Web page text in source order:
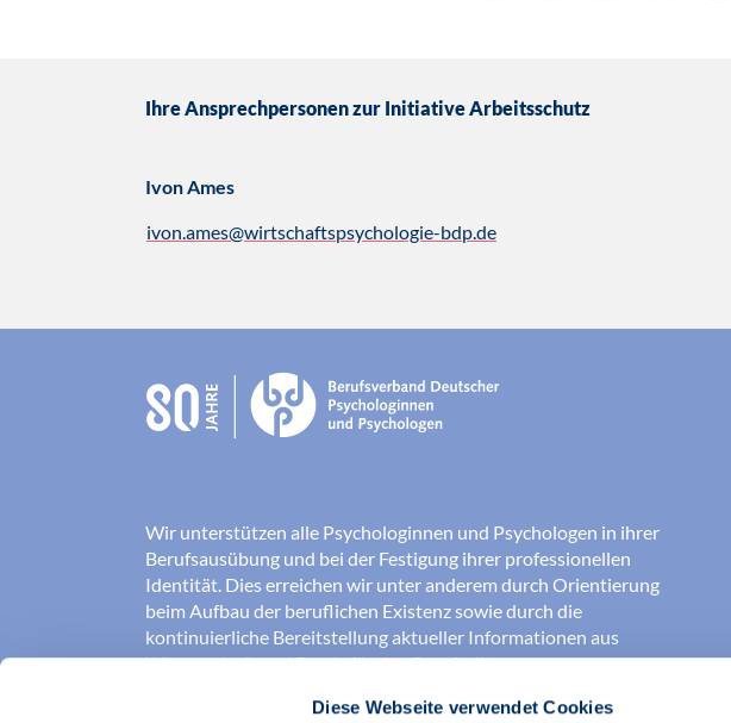
Diese Webseite verwendet Cookies
Ihre Ansprechpersonen zur Initiative Arbeitsschutz
Ivon Ames
ivon.ames@wirtschaftspsychologie-bdp.de
Wir unterstützen alle Psychologinnen und Psychologen in ihrer
Berufsausübung und bei der Festigung ihrer professionellen
Identität. Dies erreichen wir unter anderem durch Orientierung
beim Aufbau der beruflichen Existenz sowie durch die
kontinuierliche Bereitstellung aktueller Informationen aus
Wissenschaft und Praxis für den Berufsalltag.
Wir erschließen und sichern Berufsfelder und sorgen dafür, dass